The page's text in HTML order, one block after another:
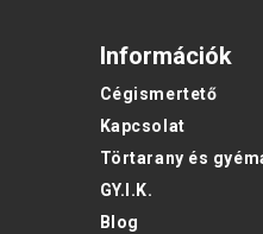
Információk
Cégismertető
Kapcsolat
Törtarany és
GY.I.K.
Blog